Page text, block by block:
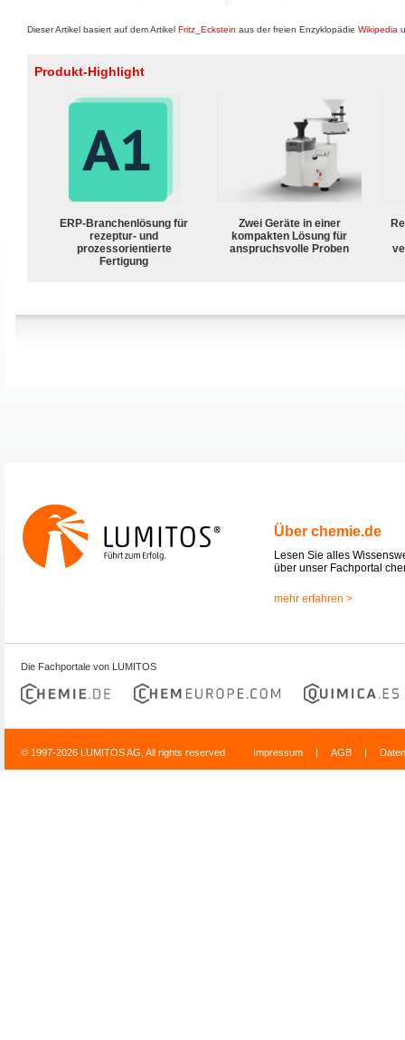
Dieser Artikel basiert auf dem Artikel Fritz_Eckstein aus der freien Enzyklopädie Wikipedia
Produkt-Highlight
ERP-Branchenlösung für
rezeptur- und
prozessorientierte
Fertigung
Zwei Geräte in einer
kompakten Lösung für
anspruchsvolle Proben
Über chemie.de
Lesen Sie alles
über unser Fachportal
mehr erfahren >
Die Fachportale von LUMITOS
© 1997-2026 LUMITOS AG, All rights reserved Impressum | AGB |